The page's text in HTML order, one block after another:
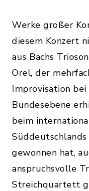
Werke großer
diesem Konzert
aus Bachs
Orel, der
Improvisation bei
Bundesebene
beim
gewonnen hat,
anspruchsvolle
Streichquartett